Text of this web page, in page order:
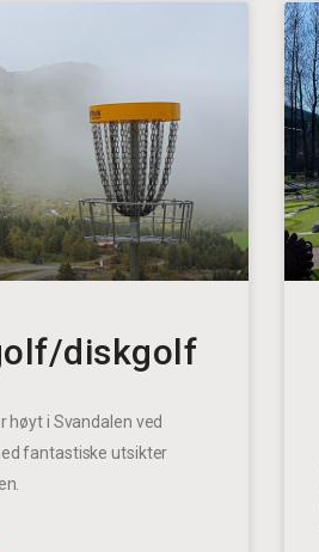
diskgolf
høyt i Svandalen ved
fantastiske utsikter